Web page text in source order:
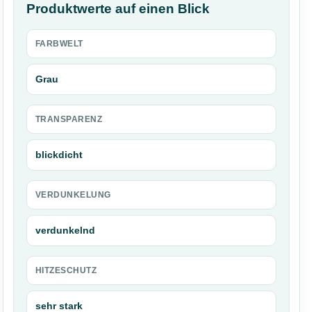
Produktwerte auf einen Blick
FARBWELT
Grau
TRANSPARENZ
blickdicht
VERDUNKELUNG
verdunkelnd
HITZESCHUTZ
sehr stark